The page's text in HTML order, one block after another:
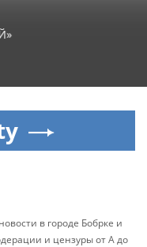
в городе Бобрке и
и цензуры от А до